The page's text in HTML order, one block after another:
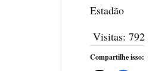
Estadão
Visitas: 792
Compartilhe isso: